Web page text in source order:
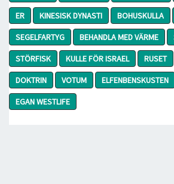
ER
KINESISK DYNASTI BOHUSKULLA
SEGELFARTYG
BEHANDLA MED VÄRME
STÖRFISK
KULLE FÖR ISRAEL RUSET
DOKTRIN
VOTUM ELFENBENSKUSTEN
EGAN WESTLIFE